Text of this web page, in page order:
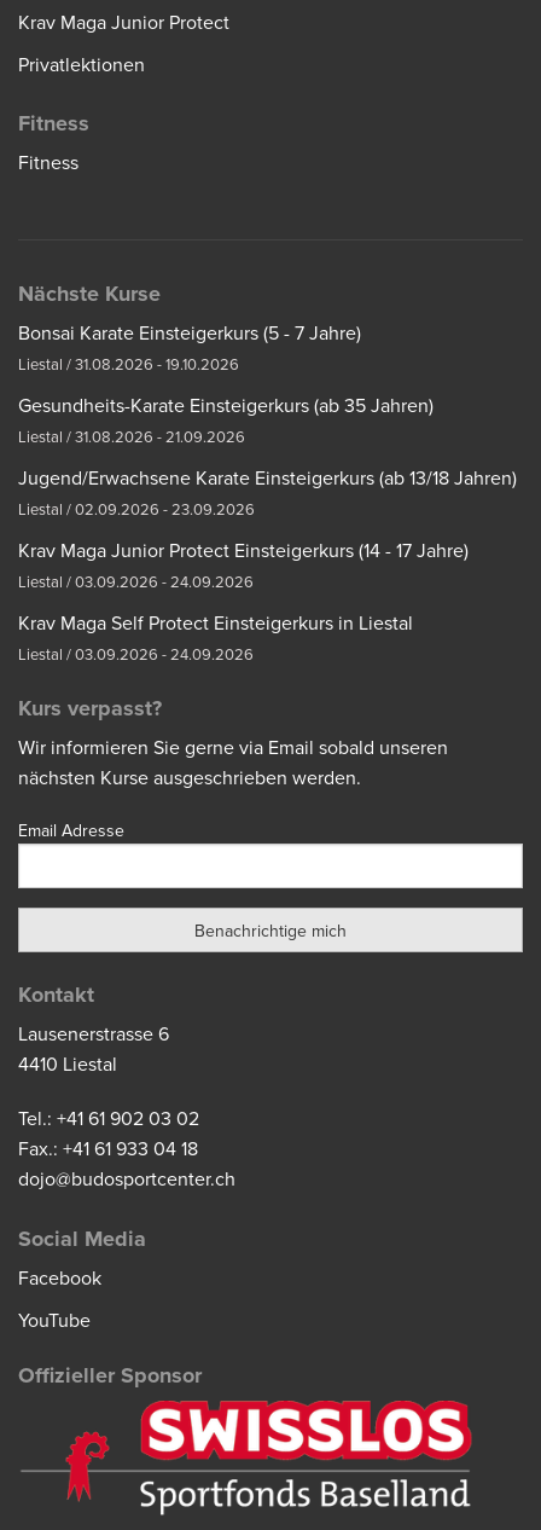
Krav Maga Junior Protect
Privatlektionen
Fitness
Fitness
Nächste Kurse
Bonsai Karate Einsteigerkurs (5 - 7 Jahre)
Liestal / 31.08.2026 - 19.10.2026
Gesundheits-Karate Einsteigerkurs (ab 35 Jahren)
Liestal / 31.08.2026 - 21.09.2026
Jugend/Erwachsene Karate Einsteigerkurs (ab 13/18 Jahren)
Liestal / 02.09.2026 - 23.09.2026
Krav Maga Junior Protect Einsteigerkurs (14 - 17 Jahre)
Liestal / 03.09.2026 - 24.09.2026
Krav Maga Self Protect Einsteigerkurs in Liestal
Liestal / 03.09.2026 - 24.09.2026
Kurs verpasst?
Wir informieren Sie gerne via Email sobald unseren
nächsten Kurse ausgeschrieben werden.
Email Adresse
Kontakt
Lausenerstrasse 6
4410 Liestal
Tel.: +41 61 902 03 02
Fax.: +41 61 933 04 18
dojo@budosportcenter.ch
Social Media
Facebook
YouTube
Offizieller Sponsor